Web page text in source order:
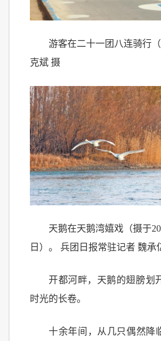
游客在二十一团八连骑行
克斌 摄
天鹅在天鹅湾嬉戏（摄于
日）。 兵团日报常驻记者 魏承
开都河畔，天鹅的翅膀划
时光的长卷。
十余年间，从几只偶然降